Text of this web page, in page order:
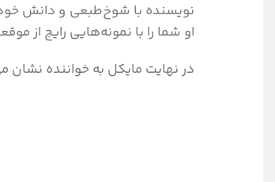
نویسنده با شوخ‌طبعی و دانش خود،
او شما را با نمونه‌هایی رایج از
در نهایت مایکل به خواننده نشان